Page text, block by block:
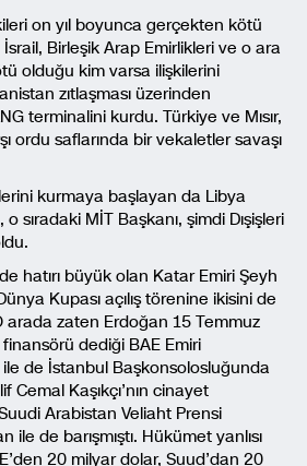
on yıl boyunca gerçekten kötü
İsrail, Birleşik Arap Emirlikleri ve o ara
olduğu kim varsa ilişkilerini
zıtlaşması üzerinden
terminalini kurdu. Türkiye ve Mısır,
ordu saflarında bir vekaletler savaşı
kurmaya başlayan da Libya
sıradaki MİT Başkanı, şimdi Dışişleri
hatırı büyük olan Katar Emiri Şeyh
Kupası açılış törenine ikisini de
arada zaten Erdoğan 15 Temmuz
dediği BAE Emiri
de İstanbul Başkonsolosluğunda
Kaşıkçı’nın cinayet
Arabistan Veliaht Prensi
de barışmıştı. Hükümet yanlısı
20 milyar dolar, Suud’dan 20